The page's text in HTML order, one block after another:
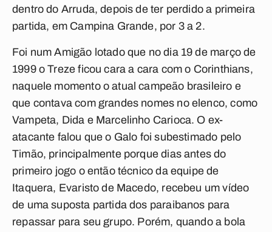
dentro do Arruda, depois de ter perdido a primeira
partida, em Campina Grande, por 3 a 2.
Foi num Amigão lotado que no dia 19 de março de
1999 o Treze ficou cara a cara com o Corinthians,
naquele momento o atual campeão brasileiro e
que contava com grandes nomes no elenco, como
Vampeta, Dida e Marcelinho Carioca. O ex-
atacante falou que o Galo foi subestimado pelo
Timão, principalmente porque dias antes do
primeiro jogo o então técnico da equipe de
Itaquera, Evaristo de Macedo, recebeu um vídeo
de uma suposta partida dos paraibanos para
repassar para seu grupo. Porém, quando a bola